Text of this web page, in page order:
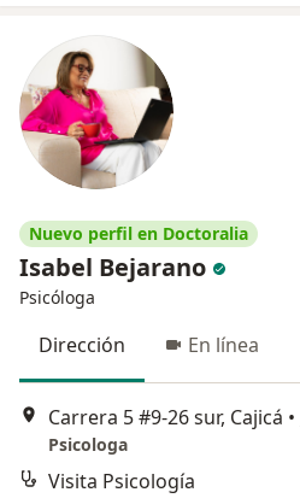
Nuevo perfil en Doctoralia
Isabel Bejarano
Psicóloga
Dirección En línea
Carrera 5 #9-26 sur, Cajicá •
Psicologa
Visita Psicología